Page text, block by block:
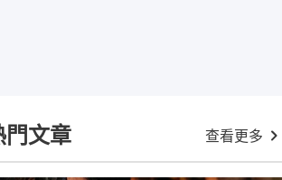
門文章 查看更多